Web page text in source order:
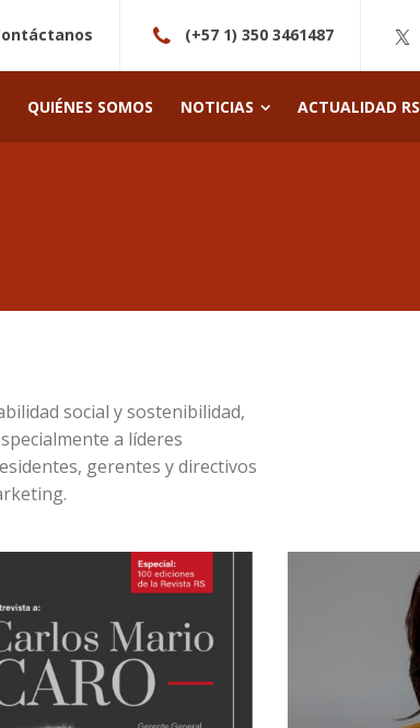
(+57 1) 350 3461487
QUIÉNES SOMOS NOTICIAS ACTUALIDAD RS
social y sostenibilidad,
a líderes
gerentes y directivos